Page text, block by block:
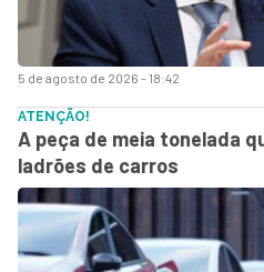
5 de agosto de 2026 - 18:42
ATENÇÃO!
A peça de meia tonelada
ladrões de carros